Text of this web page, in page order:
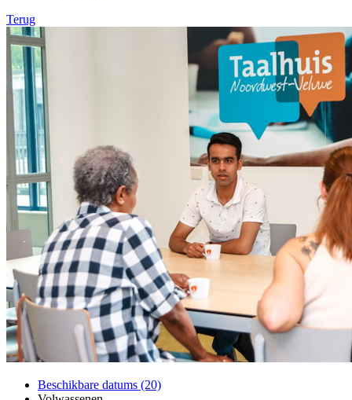
Terug
Beschikbare datums (20)